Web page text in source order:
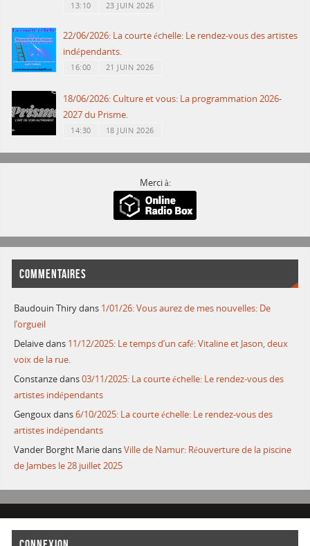
13:10 23 JUIN 2026
22/06/2026: La courte échelle: Le rendez-vous des artistes
indépendants.
16:00 21 JUIN 2026
18/06/2026: Culture et vous: La programmation 2026-
2027 du Prisme.
14:30 18 JUIN 2026
Merci à:
COMMENTAIRES
Baudouin Thirydans 1/01/26: Vous aurez de mes nouvelles: De
l’orgueil
Delaivedans 11/12/2025: Le temps d’un café: Vitaline et Jason, deux
voix de la rue.
Constanzedans03/11/2025: La courte échelle: Le rendez-vous des
artistes indépendants
Gengouxdans6/10/2025: La courte échelle: Le rendez-vous des
artistes indépendants
Vander Borght MariedansVille de Namur: Réouverture de la piscine
de Jambes le 28 juillet 2025